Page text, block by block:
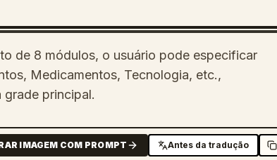
de 8 módulos, o usuário pode especificar
Medicamentos, Tecnologia, etc.,
principal.
IMAGEM COM PROMPT Antes da tradução